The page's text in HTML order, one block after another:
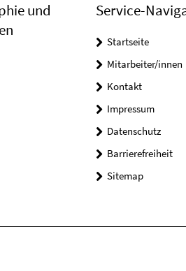
und
Service-
Startseite
Mitarbeiter/innen
Kontakt
Impressum
Datenschutz
Barrierefreiheit
Sitemap